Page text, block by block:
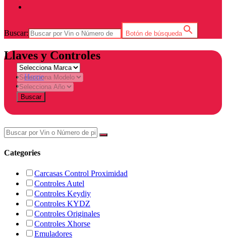
Buscar: Botón de búsqueda
Llaves y Controles
Home
Tienda
Buscar
Categories
Carcasas Control Proximidad
Controles Autel
Controles Keydiy
Controles KYDZ
Controles Originales
Controles Xhorse
Emuladores